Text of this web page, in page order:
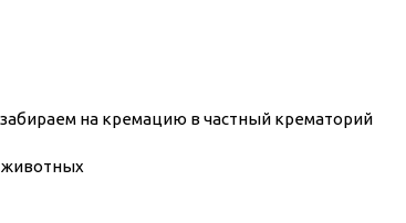
на кремацию в частный крематорий
животных